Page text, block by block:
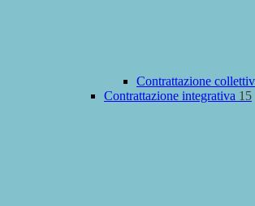
Contrattazione
Contrattazione integrativa 15